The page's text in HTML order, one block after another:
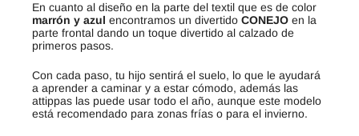
En cuanto al diseño en la parte del textil que es de color
marrón y azul encontramos un divertido CONEJO en la
parte frontal dando un toque divertido al calzado de
primeros pasos.
Con cada paso, tu hijo sentirá el suelo, lo que le ayudará
a aprender a caminar y a estar cómodo, además las
attippas las puede usar todo el año, aunque este modelo
está recomendado para zonas frías o para el invierno.